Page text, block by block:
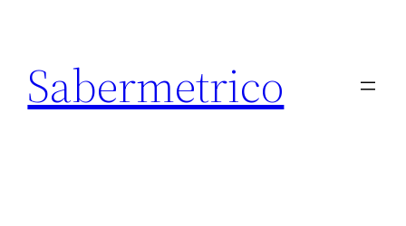
contenido
Sabermetrico